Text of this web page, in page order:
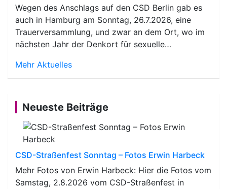
Wegen des Anschlags auf den CSD Berlin gab es
auch in Hamburg am Sonntag, 26.7.2026, eine
Trauerversammlung, und zwar an dem Ort, wo im
nächsten Jahr der Denkort für sexuelle…
Mehr Aktuelles
Neueste Beiträge
CSD-Straßenfest Sonntag – Fotos Erwin Harbeck
Mehr Fotos von Erwin Harbeck: Hier die Fotos vom
Samstag, 2.8.2026 vom CSD-Straßenfest in